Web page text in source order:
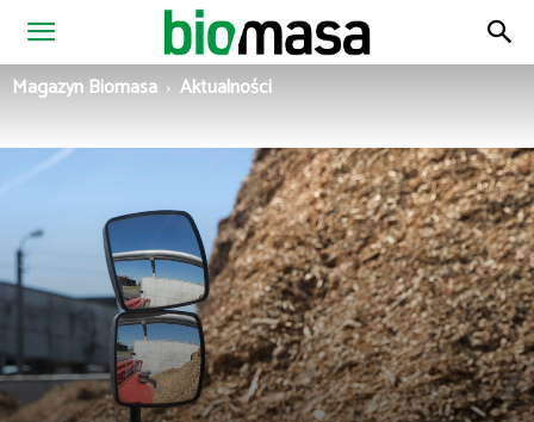
Magazyn
Magazyn Biomasa Aktualności